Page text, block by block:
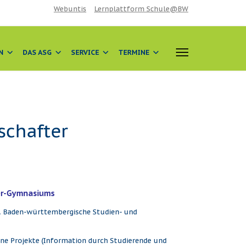
Webuntis Lernplattform Schule@BW
DAS ASG SERVICE TERMINE
Gymnasiums
Baden-württembergische Studien- und
Projekte (Information durch Studierende und